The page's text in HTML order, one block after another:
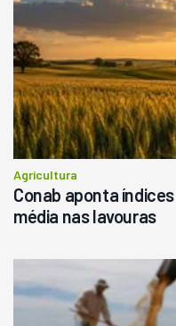
Agricultura
Conab aponta
média nas lavouras